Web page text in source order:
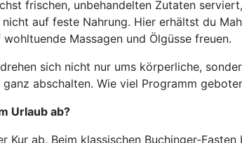
frischen, unbehandelten Zutaten
auf feste Nahrung. Hier erhältst du
Massagen und Ölgüsse freuen.
sich nicht nur ums körperliche,
abschalten. Wie viel Programm
Urlaub ab?
Kur ab. Beim klassischen Buchinger-